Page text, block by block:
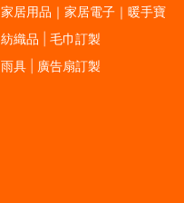
家居用品｜家居電子｜暖手寶
紡織品 | 毛巾訂製
雨具 | 廣告扇訂製